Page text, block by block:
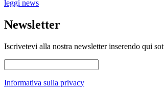
leggi news
Newsletter
Iscrivetevi alla nostra newsletter inserendo qui
Informativa sulla privacy